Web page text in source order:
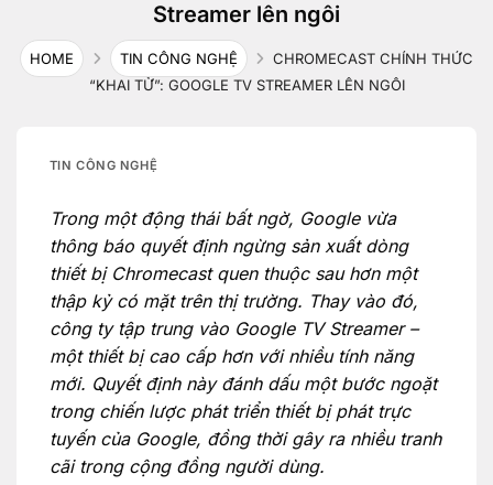
Streamer lên ngôi
HOME TIN CÔNG NGHỆ
CHROMECAST CHÍNH THỨC
“KHAI TỬ”: GOOGLE TV STREAMER LÊN NGÔI
TIN CÔNG NGHỆ
Trong một động thái bất ngờ, Google vừa
thông báo quyết định ngừng sản xuất dòng
thiết bị Chromecast quen thuộc sau hơn một
thập kỷ có mặt trên thị trường. Thay vào đó,
công ty tập trung vào Google TV Streamer –
một thiết bị cao cấp hơn với nhiều tính năng
mới. Quyết định này đánh dấu một bước ngoặt
trong chiến lược phát triển thiết bị phát trực
tuyến của Google, đồng thời gây ra nhiều tranh
cãi trong cộng đồng người dùng.